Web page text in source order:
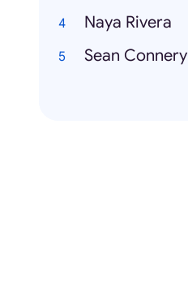
Naya Rivera
Sean Connery